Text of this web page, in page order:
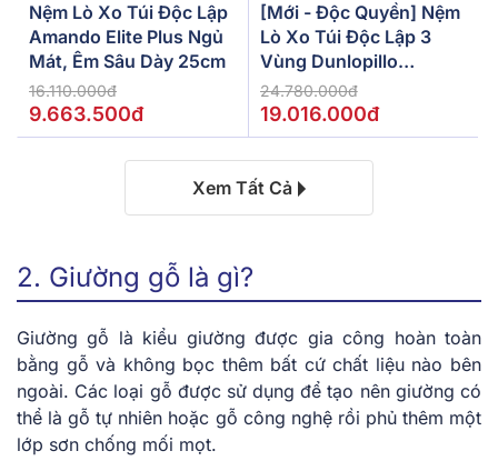
Nệm Lò Xo Túi Độc Lập
Amando Elite Plus Ngủ
Mát, Êm Sâu Dày 25cm
16.110.000đ
9.663.500đ
[Mới - Độc Quyền] Nệm
Lò Xo Túi Độc Lập 3
Vùng Dunlopillo
De.Stress Powerful
24.780.000đ
19.016.000đ
Xem Tất Cả
2. Giường gỗ là gì?
Giường gỗ là kiểu giường được gia công hoàn toàn
bằng gỗ và không bọc thêm bất cứ chất liệu nào bên
ngoài. Các loại gỗ được sử dụng để tạo nên giường có
thể là gỗ tự nhiên hoặc gỗ công nghệ rồi phủ thêm một
lớp sơn chống mối mọt.